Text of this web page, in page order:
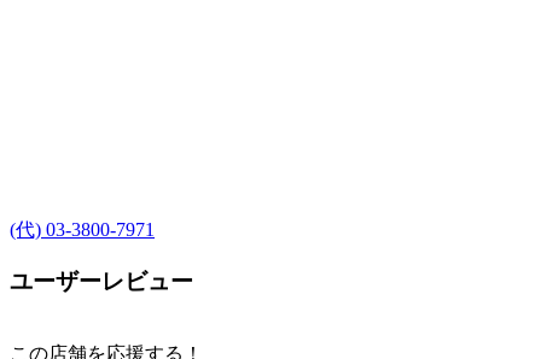
(代) 03-3800-7971
ユーザーレビュー
この店舗を応援する！